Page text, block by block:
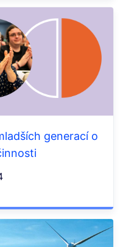
generací o